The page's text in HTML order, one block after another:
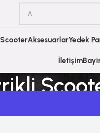
AksesuarlarYedek
İletişim